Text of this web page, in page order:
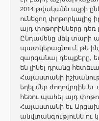
2014 թվականն աչքի
ունեցող փոթորկալից
այդ փոթորիկները դեռ
Ընդամենը մեկ տարի
պատկերացնում, թե
զարգանալ դեպքերը,
են լինել դրանց
Հայաստանի
եղել մեր ժողովրդին
հեռու պահել այդ
Հայաստանի եւ
անվտանգությունն ու